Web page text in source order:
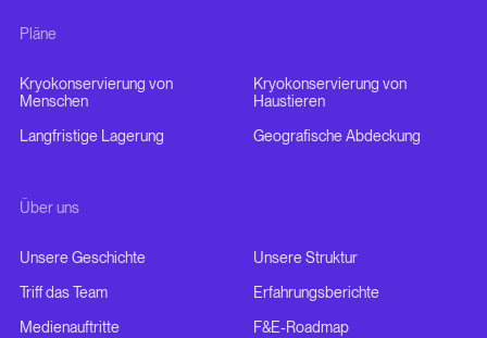
Pläne
Kryokonservierung von
Menschen
Kryokonservierung von
Haustieren
Langfristige Lagerung
Geografische Abdeckung
Über uns
Unsere Geschichte
Unsere Struktur
Triff das Team
Erfahrungsberichte
Medienauftritte
F&E-Roadmap